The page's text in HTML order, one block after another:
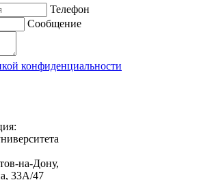
Телефон
Сообщение
конфиденциальности
на-Дону,
33А/47